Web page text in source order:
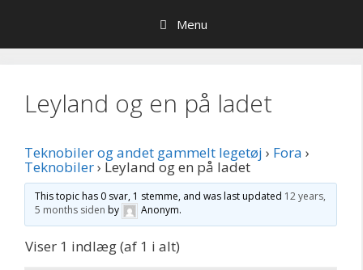
indhold
Menu
Leyland og en på ladet
Teknobiler og andet gammelt legetøj › Fora ›
Teknobiler› Leyland og en på ladet
This topic has 0 svar, 1 stemme, and was last updated 12 years,
5 months siden by Anonym.
Viser 1 indlæg (af 1 i alt)